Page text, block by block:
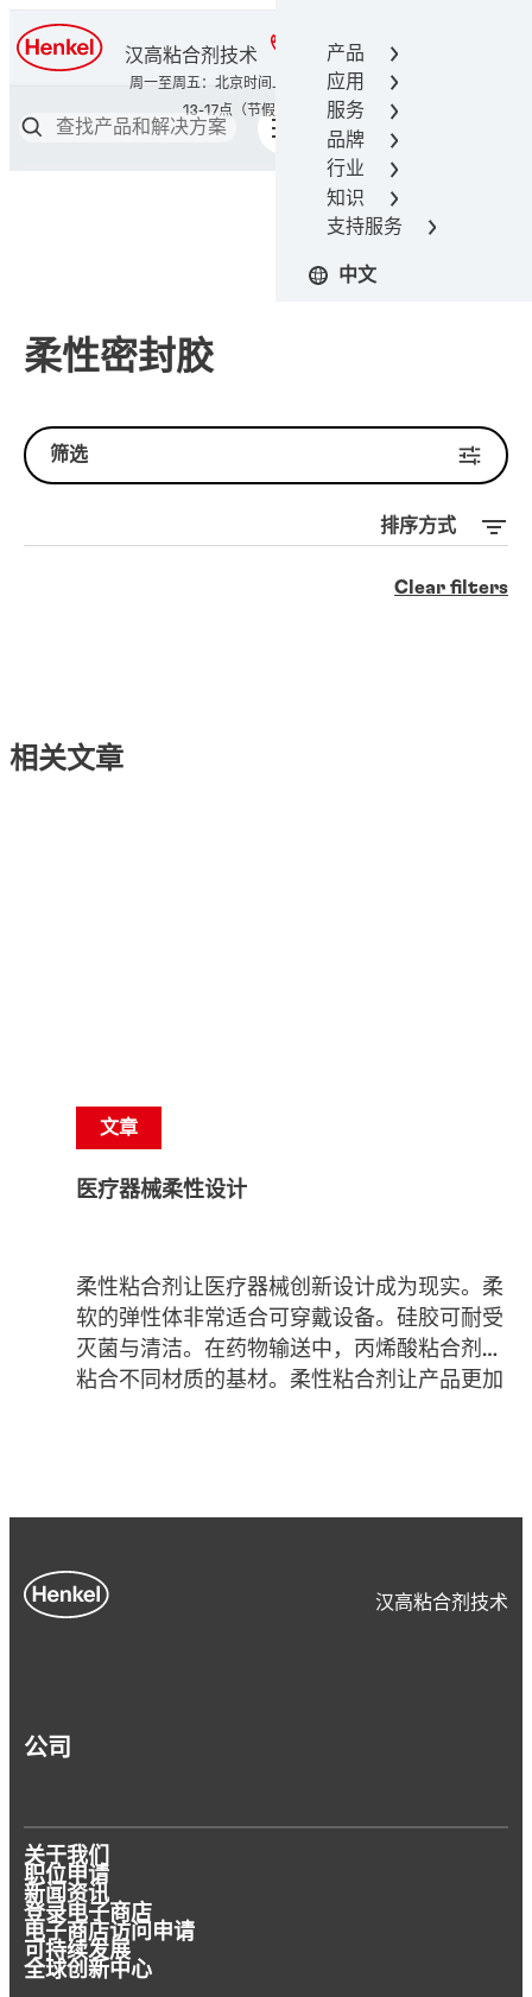
产品
应用
服务
品牌
行业
知识
支持服务
中文
汉高粘合剂技术 400-666-7306
柔性密封胶
筛选
排序方式
Clear filters
相关文章
文章
医疗器械柔性设计
柔性粘合剂让医疗器械创新设计成为现实。柔
软的弹性体非常适合可穿戴设备。硅胶可耐受
灭菌与清洁。在药物输送中，丙烯酸粘合剂可
粘合不同材质的基材。柔性粘合剂让产品更加
汉高拥有市场上最全面的耐化学密封胶产品组
合，该系列涵盖水性及溶剂型密封剂，即便针
对高腐蚀性或高活性产品，也能实现包装的绝
对气密密封。
汉高气雾罐水基密封胶的耐化学性优于市场上
的同类产品。
汉高的桶盖、大桶和提桶密封胶系列产品可帮
助生产商降低能耗，从而减少成本并促进可持
续性。
粘合剂推动可持续设计
粘合剂对于个人卫生用品的生产和设计至关重
要。粘合剂需要能够粘合多种不同的基材，以
确保安全性、柔软性、吸收性和舒适性。
汉高推出全新粘合剂与涂层系列，助力提升包
装回收效率
汉高粘合剂技术
公司
关于我们
职位申请
新闻资讯
登录电子商店
电子商店访问申请
可持续发展
全球创新中心